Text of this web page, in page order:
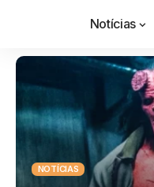
Notícias
NOTÍCIAS